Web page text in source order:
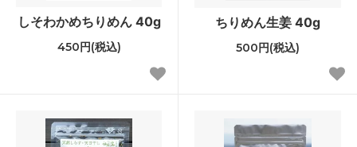
しそわかめちりめん 40g
450円(税込)
ちりめん生姜 40g
500円(税込)